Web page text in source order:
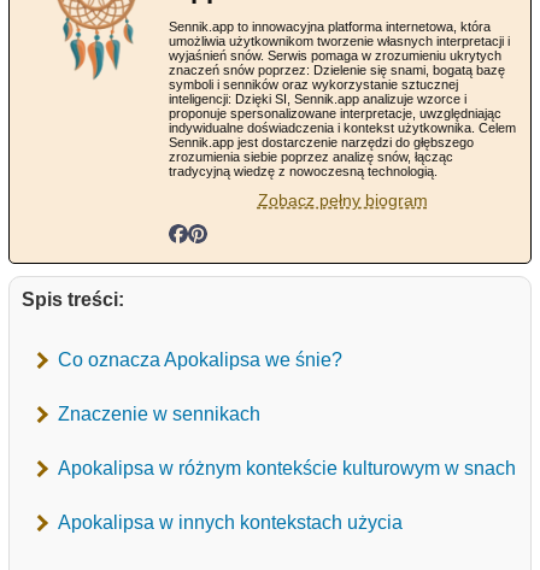
Sennik.app to innowacyjna platforma internetowa, która
umożliwia użytkownikom tworzenie własnych interpretacji i
wyjaśnień snów. Serwis pomaga w zrozumieniu ukrytych
znaczeń snów poprzez: Dzielenie się snami, bogatą bazę
symboli i senników oraz wykorzystanie sztucznej
inteligencji: Dzięki SI, Sennik.app analizuje wzorce i
proponuje spersonalizowane interpretacje, uwzględniając
indywidualne doświadczenia i kontekst użytkownika. Celem
Sennik.app jest dostarczenie narzędzi do głębszego
zrozumienia siebie poprzez analizę snów, łącząc
tradycyjną wiedzę z nowoczesną technologią.
Zobacz pełny biogram
Spis treści:
Co oznacza Apokalipsa we śnie?
Znaczenie w sennikach
Apokalipsa w różnym kontekście kulturowym w snach
Apokalipsa w innych kontekstach użycia